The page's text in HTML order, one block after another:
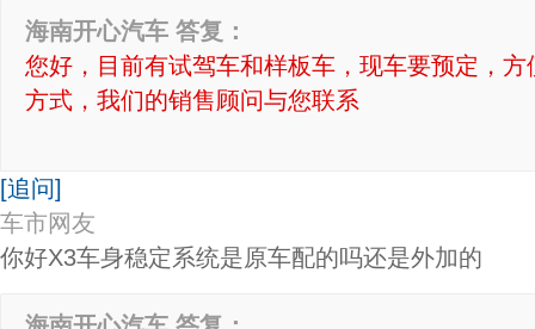
海南开心汽车 答复：
您好，目前有试驾车和样板车，现车要预定，方
方式，我们的销售顾问与您联系
[追问]
车市网友
你好X3车身稳定系统是原车配的吗还是外加的